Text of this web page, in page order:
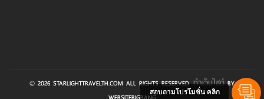
© 2026 STARLIGHTTRAVELTH.COM ALL RIGHTS RESERVED.ทำเว็บไซต์BY
สอบถามโปรโมชั่น คลิก